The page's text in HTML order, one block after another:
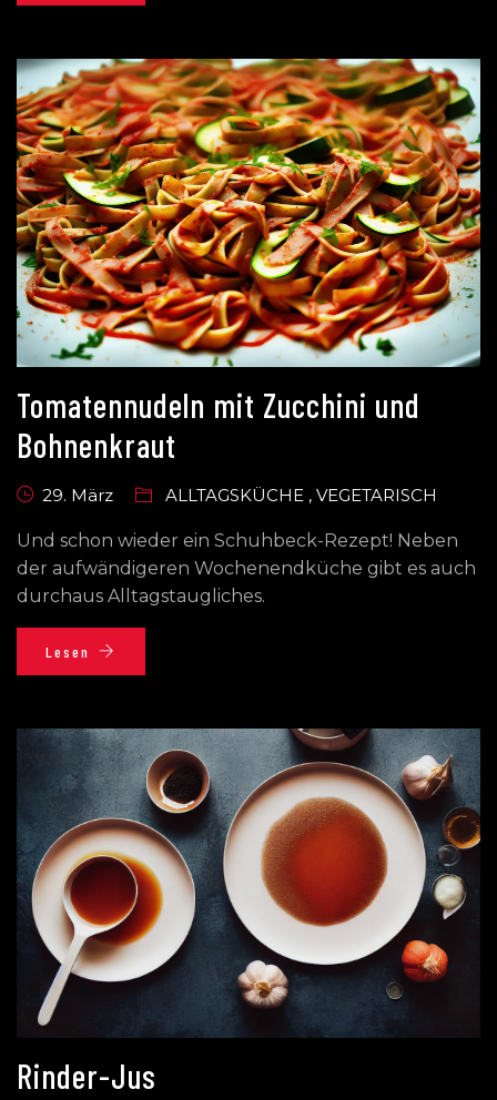
Tomatennudeln mit Zucchini und
Bohnenkraut
29. März ALLTAGSKÜCHE , VEGETARISCH
Und schon wieder ein Schuhbeck-Rezept! Neben
der aufwändigeren Wochenendküche gibt es auch
durchaus Alltagstaugliches.
Lesen
Rinder-Jus